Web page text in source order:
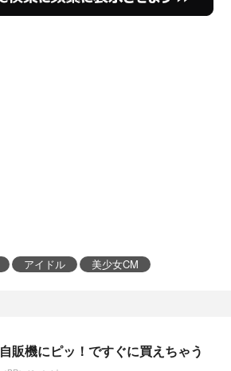
アイドル 美少女CM
自販機にピッ！ですぐに買えちゃう